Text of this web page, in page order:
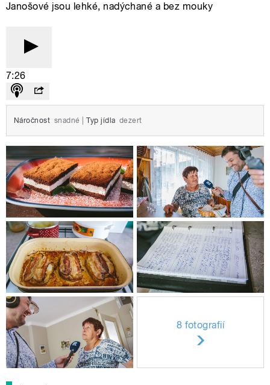
Janošové jsou lehké, nadýchané a bez mouky
7:26
Náročnost snadné Typ jídla dezert
8 fotografií